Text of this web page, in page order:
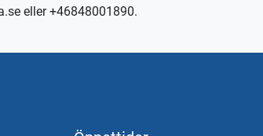
kontakta trafikskolan så hjälper vi er.
eller +46848001890.